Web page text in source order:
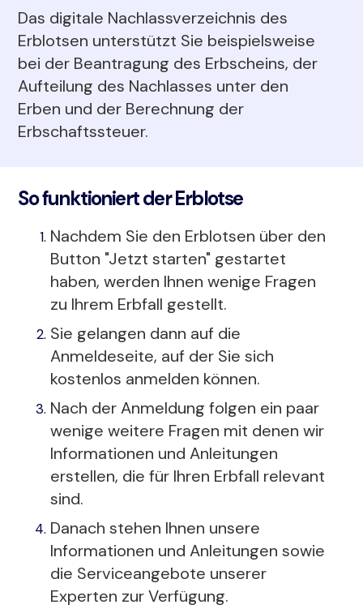
Das digitale Nachlassverzeichnis des
Erblotsen unterstützt Sie beispielsweise
bei der Beantragung des Erbscheins, der
Aufteilung des Nachlasses unter den
Erben und der Berechnung der
Erbschaftssteuer.
So funktioniert der Erblotse
Nachdem Sie den Erblotsen über den
Button "Jetzt starten" gestartet
haben, werden Ihnen wenige Fragen
zu Ihrem Erbfall gestellt.
Sie gelangen dann auf die
Anmeldeseite, auf der Sie sich
kostenlos anmelden können.
Nach der Anmeldung folgen ein paar
wenige weitere Fragen mit denen wir
Informationen und Anleitungen
erstellen, die für Ihren Erbfall relevant
sind.
Danach stehen Ihnen unsere
Informationen und Anleitungen sowie
die Serviceangebote unserer
Experten zur Verfügung.